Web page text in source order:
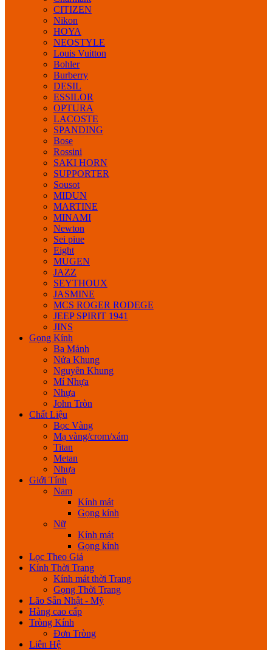
CITIZEN
Nikon
HOYA
NEOSTYLE
Louis Vuitton
Bohler
Burberry
DESIL
ESSILOR
OPTURA
LACOSTE
SPANDING
Bose
Rossini
SAKI HORN
SUPPORTER
Sousot
MIDUN
MARTINE
MINAMI
Newton
Sei piue
Eight
MUGEN
JAZZ
SEYTHOUX
JASMINE
MCS ROGER RODEGE
JEEP SPIRIT 1941
JINS
Gọng Kính
Ba Mảnh
Nửa Khung
Nguyên Khung
Mí Nhựa
Nhựa
John Tròn
Chất Liệu
Bọc Vàng
Mạ vàng/crom/xám
Titan
Metan
Nhựa
Giới Tính
Nam
Kính mát
Gọng kính
Nữ
Kính mát
Gọng kính
Lọc Theo Giá
Kính Thời Trang
Kính mát thời Trang
Gọng Thời Trang
Lão Sẵn Nhật - Mỹ
Hàng cao cấp
Tròng Kính
Đơn Tròng
Liên Hệ